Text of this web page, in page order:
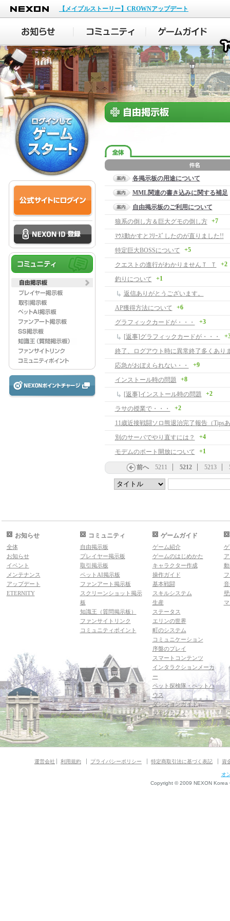
NEXON
【メイプルストーリー】CROWNアップデート
各掲示板の用途について
MML関連の書き込みに関する補足
自由掲示板のご利用について
狼系の倒し方＆巨大グモの倒し方
+7
ﾏｳｽ動かすとﾌﾘｰｽﾞしたのが直りました!!
特定巨大BOSSについて
+5
クエストの進行がわかりませんＴ_Ｔ +2
釣りについて +1
返信ありがとうございます。
AP獲得方法について
+6
グラフィックカードが・・・ +3
[返事]グラフィックカードが・・・
終了、ログアウト時に異常終了多くあり
応急がおぼえられない・・
+9
インストール時の問題 +8
[返事]インストール時の問題 +2
ラサの授業で・・・ +2
11歳近接戦闘ソロ熊退治完了報告（Tips
別のサーバでやり直すには？
+4
モデムのポート開放について +1
前へ 5211 5212 5213
お知らせ
全体
お知らせ
イベント
メンテナンス
アップデート
ETERNITY
コミュニティ
自由掲示板
プレイヤー掲示板
取引掲示板
ペットAI掲示板
ファンアート掲示板
スクリーンショット掲示
板
知識王（質問掲示板）
ファンサイトリンク
コミュニティポイント
ゲームガイド
ゲーム紹介
ゲームのはじめかた
キャラクター作成
操作ガイド
基本戦闘
スキルシステム
生産
ステータス
エリンの世界
町のシステム
コミュニケーション
序盤のプレイ
スマートコンテンツ
インタラクションメーカ
ー
ペット探検隊・ペットハ
ウス
ダンジョンガイド
マギグラフィ
運営会社 利用規約 プライバシーポリシー 特定商取引法に基づく表記 資
オ
Copyright © 2009 NEXON Korea